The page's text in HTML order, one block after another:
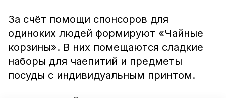
За счёт помощи спонсоров для
одиноких людей формируют «Чайные
корзины». В них помещаются сладкие
наборы для чаепитий и предметы
посуды с индивидуальным принтом.